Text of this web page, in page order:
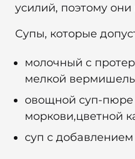
усилий, поэтому
Супы, которые
молочный с
мелкой
овощной суп-пюре
моркови,цветной
суп с